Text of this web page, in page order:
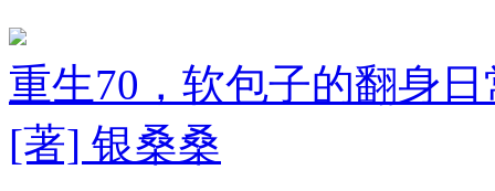
重生70，软包子的翻身日
[著] 银桑桑